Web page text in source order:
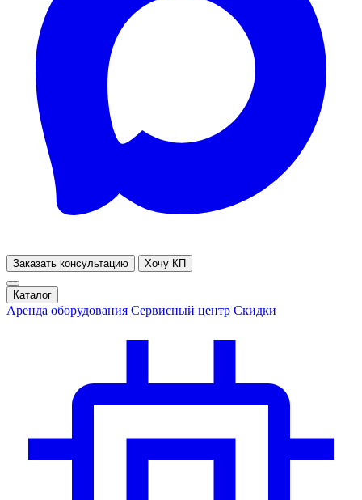
Заказать консультацию Хочу КП
Каталог
Аренда оборудования Сервисный центр Скидки